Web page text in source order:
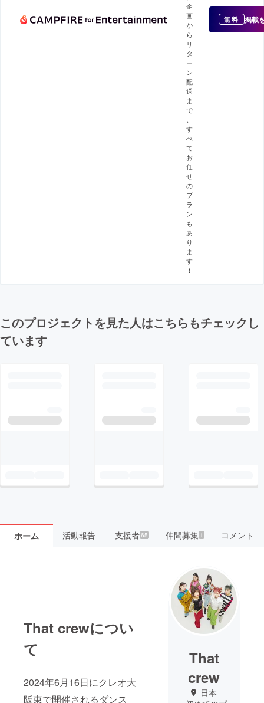
企
画
か
ら
リ
タ
ー
ン
配
送
ま
で
す
べ
て
お
任
せ
の
プ
ラ
ン
も
あ
り
ま
す
！
無料 掲載
このプロジェクトを見た人はこちらもチェックし
ています
ホーム 活動報告 支援者65 仲間募集 1 コメント
That crewについ
て
2024年6月16日にクレオ大
阪東で開催されるダンス
That
crew
日本